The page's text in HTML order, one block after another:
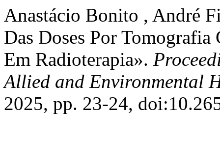
Anastácio Bonito , André
Das Doses Por
Em Radioterapia».
Allied and Environmental
2025, pp. 23-24,